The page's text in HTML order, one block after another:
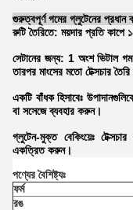
গুরুত্বপূর্ণ গমের গ্লুটেনের প্রধান
রুটি তৈরিতে: ময়দার প্রতি
সেটানের জন্য: 1 অংশ ভিটাল
তারপর মাংসের মতো টেক্সচার
একটি বাঁধক হিসাবেঃ
বা সসেজে ব্যবহার করুন।
গ্লুটেন-মুক্ত বেকিংয়েঃ
একত্রিত করুন।
পণ্যের বৈশিষ্ট্যঃ
ফর্ম
রঙ